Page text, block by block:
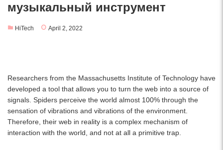
музыкальный инструмент
HiTech April 2, 2022
Researchers from the Massachusetts Institute of Technology have
developed a tool that allows you to turn the web into a source of
signals. Spiders perceive the world almost 100% through the
sensation of vibrations and vibrations of the environment.
Therefore, their web in reality is a complex mechanism of
interaction with the world, and not at all a primitive trap.